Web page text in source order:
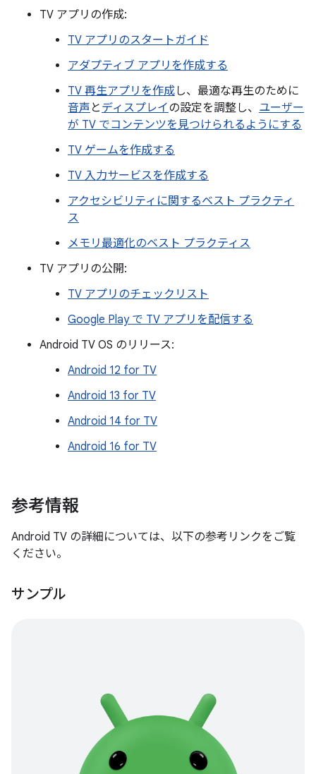
TV アプリの作成:
TV アプリのスタートガイド
アダプティブ アプリを作成する
TV 再生アプリを作成し、最適な再生のために
音声 と ディスプレイの設定を調整し、 ユーザー
が TV でコンテンツを見つけられるようにする
TV ゲームを作成する
TV 入力サービスを作成する
アクセシビリティに関するベスト プラクティ
ス
メモリ最適化のベスト プラクティス
TV アプリの公開:
TV アプリのチェックリスト
Google Play で TV アプリを配信する
Android TV OS のリリース:
Android 12 for TV
Android 13 for TV
Android 14 for TV
Android 16 for TV
参考情報
Android TV の詳細については、以下の参考リンクをご覧
ください。
サンプル